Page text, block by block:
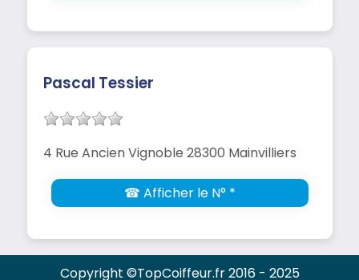
Pascal Tessier
4 Rue Ancien Vignoble 28300 Mainvilliers
☎ Afficher le N° *
Copyright ©TopCoiffeur.fr 2016 - 2025